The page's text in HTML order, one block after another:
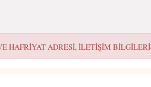
HAFRIYATADRESI, ILETIŞIM BILGILERI